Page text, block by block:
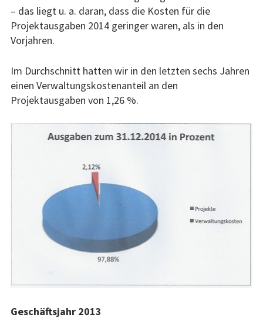
– das liegt u. a. daran, dass die Kosten für die
Projektausgaben 2014 geringer waren, als in den
Vorjahren.
Im Durchschnitt hatten wir in den letzten sechs Jahren
einen Verwaltungskostenanteil an den
Projektausgaben von 1,26 %.
Geschäftsjahr 2013